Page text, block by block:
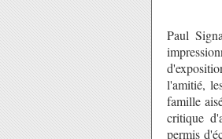
Paul
l'amitié,
famille
critique
permis